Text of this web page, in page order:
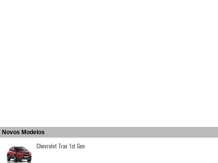
Novos Modelos
Chevrolet Trax 1st Gen